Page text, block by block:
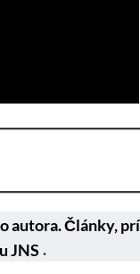
autora. Články,
JNS .